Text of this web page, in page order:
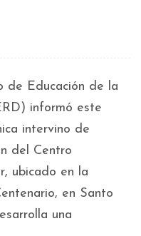
de Educación de la
informó este
intervino de
del Centro
ubicado en la
en Santo
una